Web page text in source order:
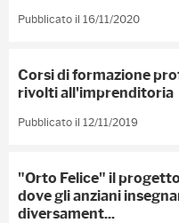
Pubblicato il 16/11/2020
Corsi di formazione
rivolti all'imprenditoria
Pubblicato il 12/11/2019
"Orto Felice" il
dove gli anziani
diversament...